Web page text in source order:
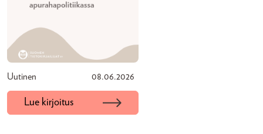
Uutinen 08.06.2026
Lue kirjoitus